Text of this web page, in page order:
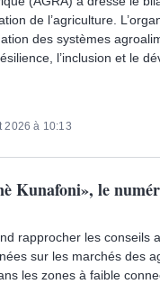
de l’agriculture.
des systèmes
l’inclusion et le
2026 à 10:13
Kunafoni», le
rapprocher les conseils
sur les marchés des
les zones à faible